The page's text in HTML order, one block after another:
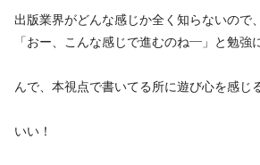
出版業界がどんな感じか全く知らないので、
「おー、こんな感じで進むのね―」と勉強
んで、本視点で書いてる所に遊び心を感じ
いい！